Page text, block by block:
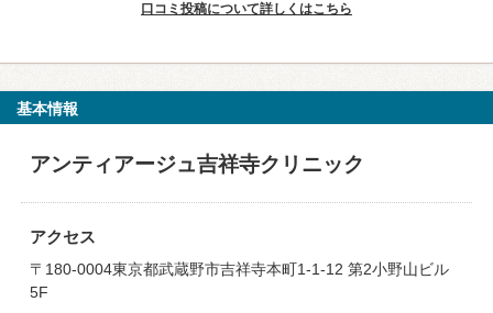
口コミ投稿について詳しくはこちら
基本情報
アンティアージュ吉祥寺クリニック
アクセス
〒180-0004東京都武蔵野市吉祥寺本町1-1-12 第2小野山ビル
5F